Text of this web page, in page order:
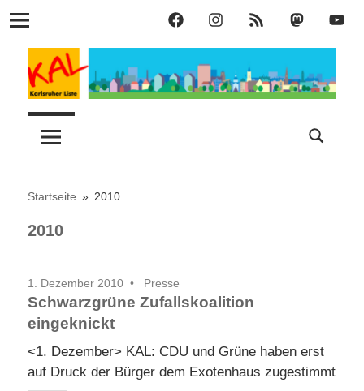
KAL
auf
Facebook
KAL
auf
Instagram
KAL
RSS
KAL
bei
KAL
auf
Navigation
Zum
Inhalt
springen
Karlsruher
–
KAL
Stadt
Startseite 2010
2010
1. Dezember 2010 Presse
Schwarzgrüne Zufallskoalition
eingeknickt
<1. Dezember> KAL: CDU und Grüne haben erst
auf Druck der Bürger dem Exotenhaus zugestimmt